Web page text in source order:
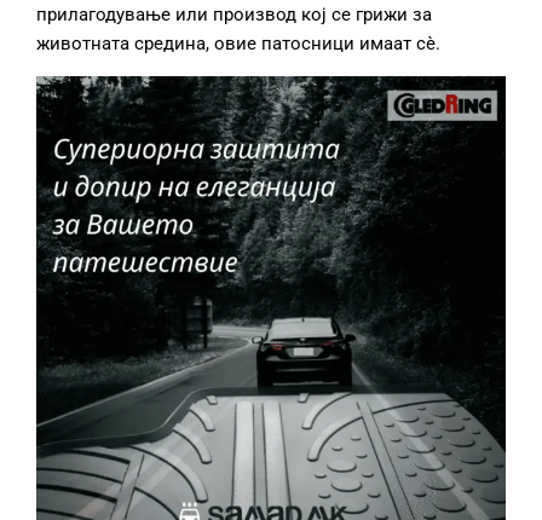
прилагодување или производ кој се грижи за
животната средина, овие патосници имаат сè.